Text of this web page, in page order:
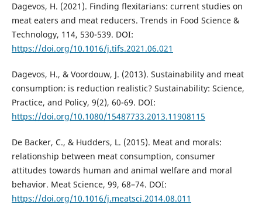
Dagevos, H. (2021). Finding flexitarians: current studies on
meat eaters and meat reducers. Trends in Food Science &
Technology, 114, 530-539. DOI:
https://doi.org/10.1016/j.tifs.2021.06.021
Dagevos, H., & Voordouw, J. (2013). Sustainability and meat
consumption: is reduction realistic? Sustainability: Science,
Practice, and Policy, 9(2), 60-69. DOI:
https://doi.org/10.1080/15487733.2013.11908115
De Backer, C., & Hudders, L. (2015). Meat and morals:
relationship between meat consumption, consumer
attitudes towards human and animal welfare and moral
behavior. Meat Science, 99, 68–74. DOI:
https://doi.org/10.1016/j.meatsci.2014.08.011